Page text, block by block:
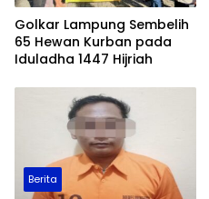
Golkar Lampung Sembelih
65 Hewan Kurban pada
Iduladha 1447 Hijriah
Berita